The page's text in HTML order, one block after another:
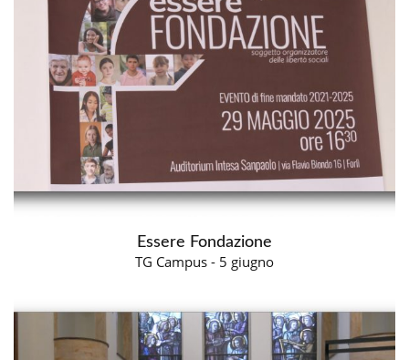
Essere Fondazione
TG Campus - 5 giugno